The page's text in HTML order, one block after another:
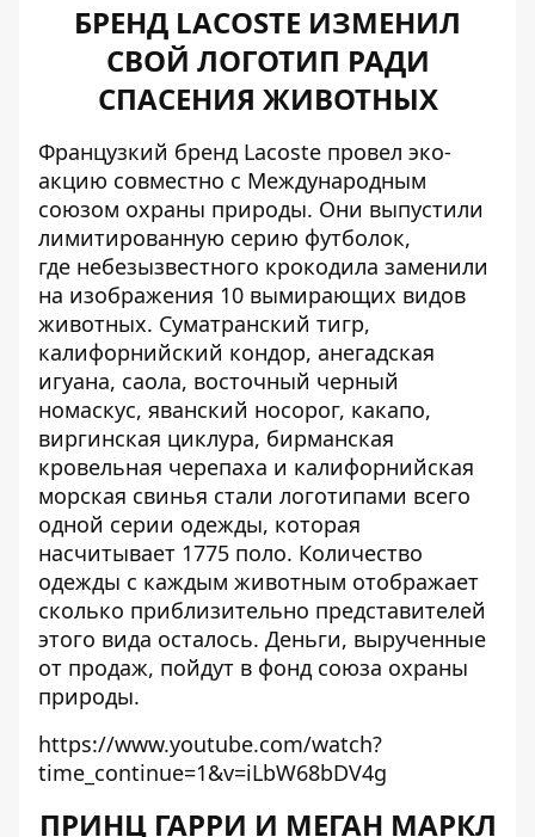
БРЕНД LACOSTE ИЗМЕНИЛ
СВОЙ ЛОГОТИП РАДИ
СПАСЕНИЯ ЖИВОТНЫХ
Французкий бренд Lacoste провел эко-
акцию совместно с Международным
союзом охраны природы. Они выпустили
лимитированную серию футболок,
где небезызвестного крокодила заменили
на изображения 10 вымирающих видов
животных. Суматранский тигр,
калифорнийский кондор, анегадская
игуана, саола, восточный черный
номаскус, яванский носорог, какапо,
виргинская циклура, бирманская
кровельная черепаха и калифорнийская
морская свинья стали логотипами всего
одной серии одежды, которая
насчитывает 1775 поло. Количество
одежды с каждым животным отображает
сколько приблизительно представителей
этого вида осталось. Деньги, вырученные
от продаж, пойдут в фонд союза охраны
природы.
https://www.youtube.com/watch?
time_continue=1&v=iLbW68bDV4g
ПРИНЦ ГАРРИ И МЕГАН МАРКЛ